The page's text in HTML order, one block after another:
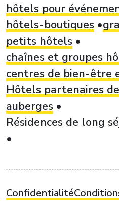
hôtels pour
hôtels-boutiques
petits hôtels
chaînes et groupes
centres de bien-être
Hôtels partenaires
auberges
Résidences de long
Confidentialité